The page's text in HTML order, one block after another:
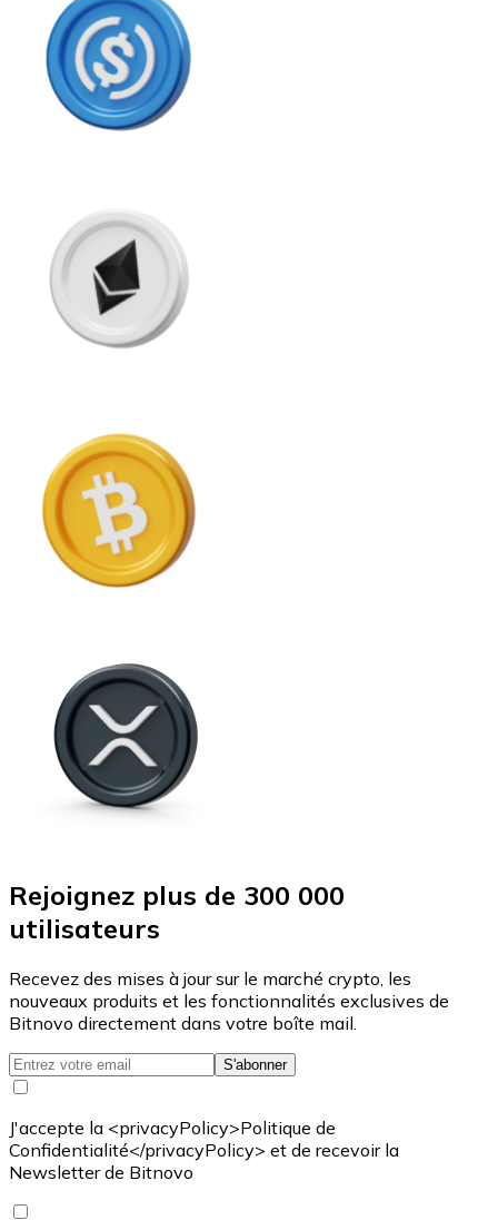
Rejoignez plus de 300 000
utilisateurs
Recevez des mises à jour sur le marché crypto, les
nouveaux produits et les fonctionnalités exclusives de
Bitnovo directement dans votre boîte mail.
S'abonner
J'accepte la <privacyPolicy>Politique de
Confidentialité</privacyPolicy> et de recevoir la
Newsletter de Bitnovo